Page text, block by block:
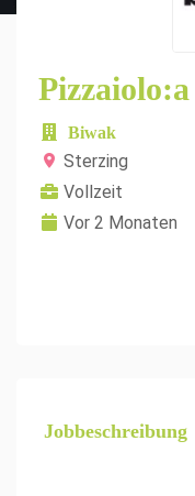
Pizzaiolo:a
Biwak
Sterzing
Vollzeit
Vor 2 Monaten
Jobbeschreibung